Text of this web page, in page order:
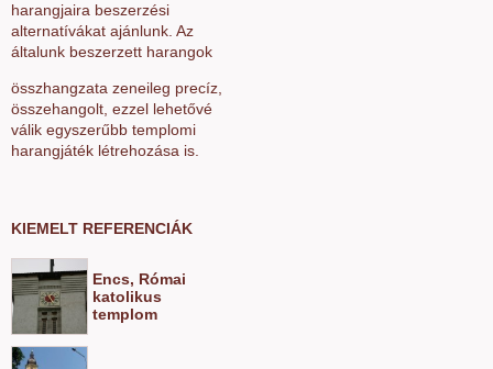
harangjaira beszerzési
alternatívákat ajánlunk. Az
általunk beszerzett harangok
összhangzata zeneileg precíz,
összehangolt, ezzel lehetővé
válik egyszerűbb templomi
harangjáték létrehozása is.
KIEMELT REFERENCIÁK
Encs, Római
katolikus
templom